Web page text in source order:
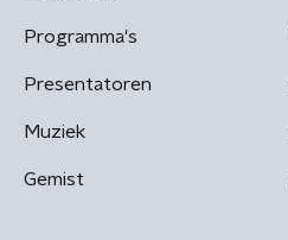
Programma's
Presentatoren
Muziek
Gemist